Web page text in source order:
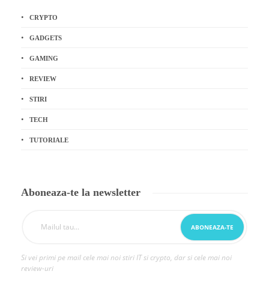
CRYPTO
GADGETS
GAMING
REVIEW
STIRI
TECH
TUTORIALE
Aboneaza-te la newsletter
Si vei primi pe mail cele mai noi stiri IT si crypto, dar si cele mai noi
review-uri